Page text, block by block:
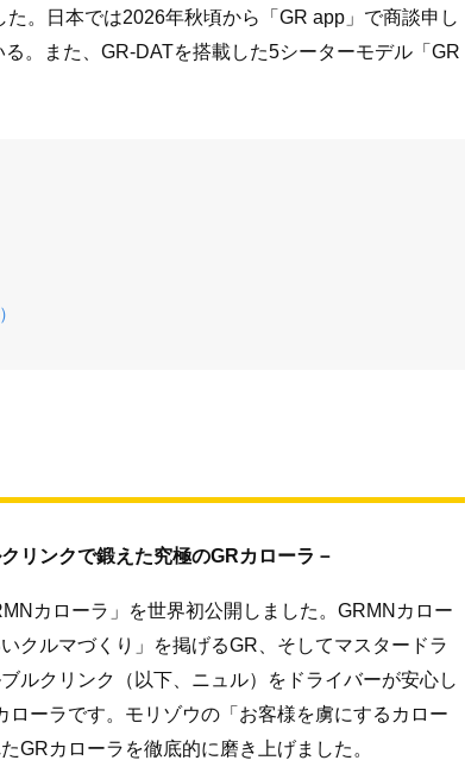
。日本では2026年秋頃から「GR app」で商談申し
。また、GR-DATを搭載した5シーターモデル「GR
リンクで鍛えた究極のGRカローラ－
カローラ」を世界初公開しました。GRMNカロー
クルマづくり」を掲げるGR、そしてマスタードラ
ルクリンク（以下、ニュル）をドライバーが安心し
ーラです。モリゾウの「お客様を虜にするカロー
GRカローラを徹底的に磨き上げました。